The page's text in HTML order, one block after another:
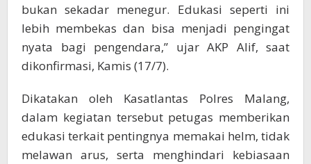
bukan sekadar menegur. Edukasi seperti ini
lebih membekas dan bisa menjadi pengingat
nyata bagi pengendara,” ujar AKP Alif, saat
dikonfirmasi, Kamis (17/7).
Dikatakan oleh Kasatlantas Polres Malang,
dalam kegiatan tersebut petugas memberikan
edukasi terkait pentingnya memakai helm, tidak
melawan arus, serta menghindari kebiasaan